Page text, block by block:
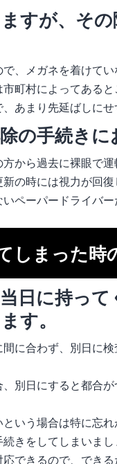
すが、そ
、メガネを着けてい
町村によってあると
あまり先延ばしにせ
の手続きに
から過去に裸眼で運
の時には視力が回
ペーパードライバ
しまった時
日に持っ
す。
に合わず、別日に検
別日にすると都合
いう場合は特に忘れ
きをしてしまいまし
できるので、でき